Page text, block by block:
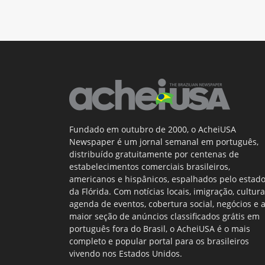
Fundado em outubro de 2000, o AcheiUSA
Newspaper é um jornal semanal em português,
distribuído gratuitamente por centenas de
estabelecimentos comerciais brasileiros,
americanos e hispânicos, espalhados pelo estado
da Flórida. Com notícias locais, imigração,
agenda de eventos, cobertura social, negócios e a
maior seção de anúncios classificados grátis em
português fora do Brasil, o AcheiUSA é o mais
completo e popular portal para os brasileiros
vivendo nos Estados Unidos.